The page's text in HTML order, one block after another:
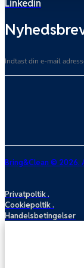
Linkedin
Bring&Clean © 2026.
Privatpoltik .
Cookiepoltik .
Handelsbetingelser